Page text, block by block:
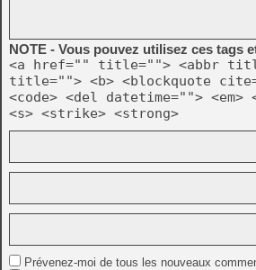
NOTE - Vous pouvez utilisez ces tags
<a href="" title=""> <abbr
title=""> <b> <blockquote
<code> <del datetime="">
<s> <strike> <strong>
Prévenez-moi de tous les nouveaux